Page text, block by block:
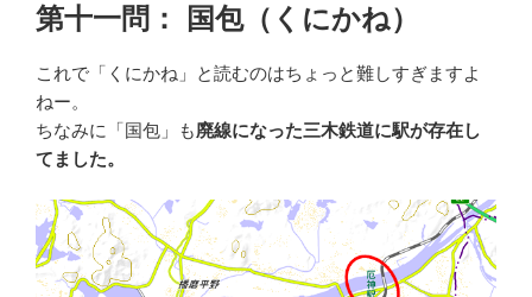
第十一問： 国包（くにかね）
これで「くにかね」と読むのはちょっと難しすぎますよ
ねー。
ちなみに「国包」も廃線になった三木鉄道に駅が存在し
てました。